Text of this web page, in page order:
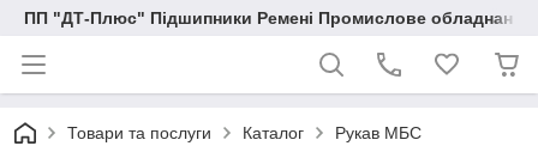
ПП "ДТ-Плюс" Підшипники Ремені Промислове обладнання
Товари та послуги Каталог Рукав МБС